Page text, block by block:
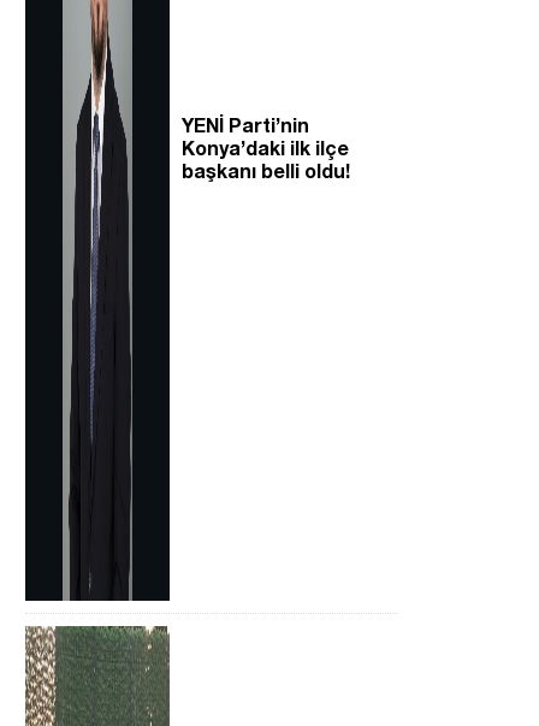
YENİ Parti’nin
Konya’daki ilk ilçe
başkanı belli oldu!